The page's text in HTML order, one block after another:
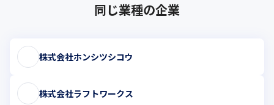
同じ業種の企業
株式会社ホンシツシコウ
株式会社ラフトワークス